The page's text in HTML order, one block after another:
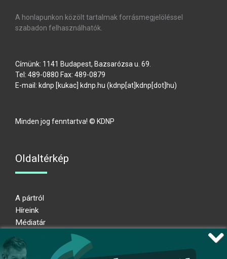
A honlapunkon közölt tartalmak forrásmegjelöléssel
szabadon felhasználhatók.
Címünk: 1141 Budapest, Bazsarózsa u. 69.
Tel: 489-0880 Fax: 489-0879
E-mail: kdnp [kukac] kdnp.hu (kdnp[at]kdnp[dot]hu)
Minden jog fenntartva! © KDNP
Oldaltérkép
A pártról
Híreink
Médiatár
Adatkezelési nyilatkozat